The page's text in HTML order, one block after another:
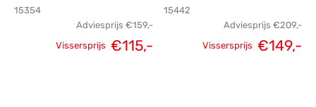
15354
Adviesprijs €159,-
Oorspronkelijke
Vissersprijs €115,-Huidige
15442
Adviesprijs €209,-
Oorspronkelijke
Vissersprijs €149,-